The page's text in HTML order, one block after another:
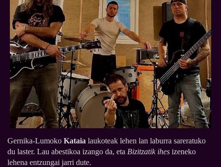
Gernika-Lumoko Kataia laukoteak lehen lan laburra sareratuko
du laster. Lau abestikoa izango da, eta Bizitzatik ihes izeneko
lehena entzungai jarri dute.